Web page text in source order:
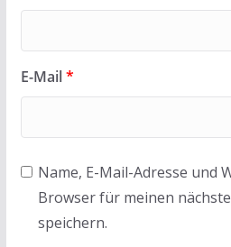
E-Mail*
Name, E-Mail-Adresse und
Browser für meinen
speichern.